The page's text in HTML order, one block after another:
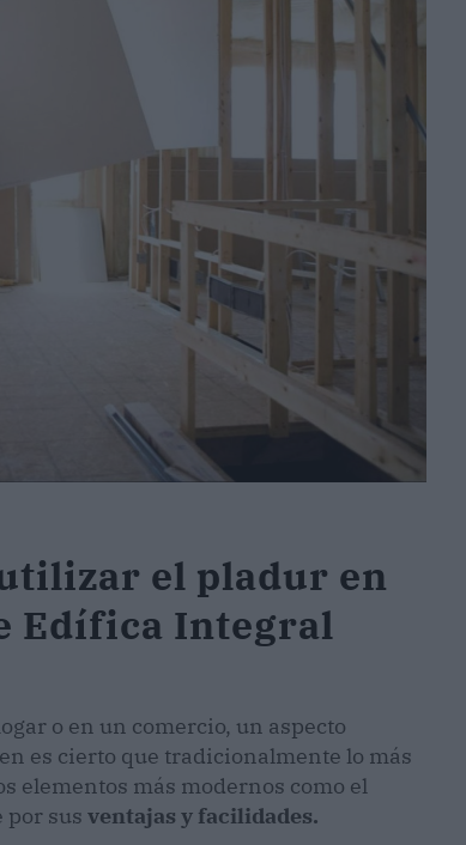
el pladur en
Edífica Integral
o en un comercio, un aspecto
es cierto que tradicionalmente lo más
elementos más modernos como el
sus ventajas y facilidades.